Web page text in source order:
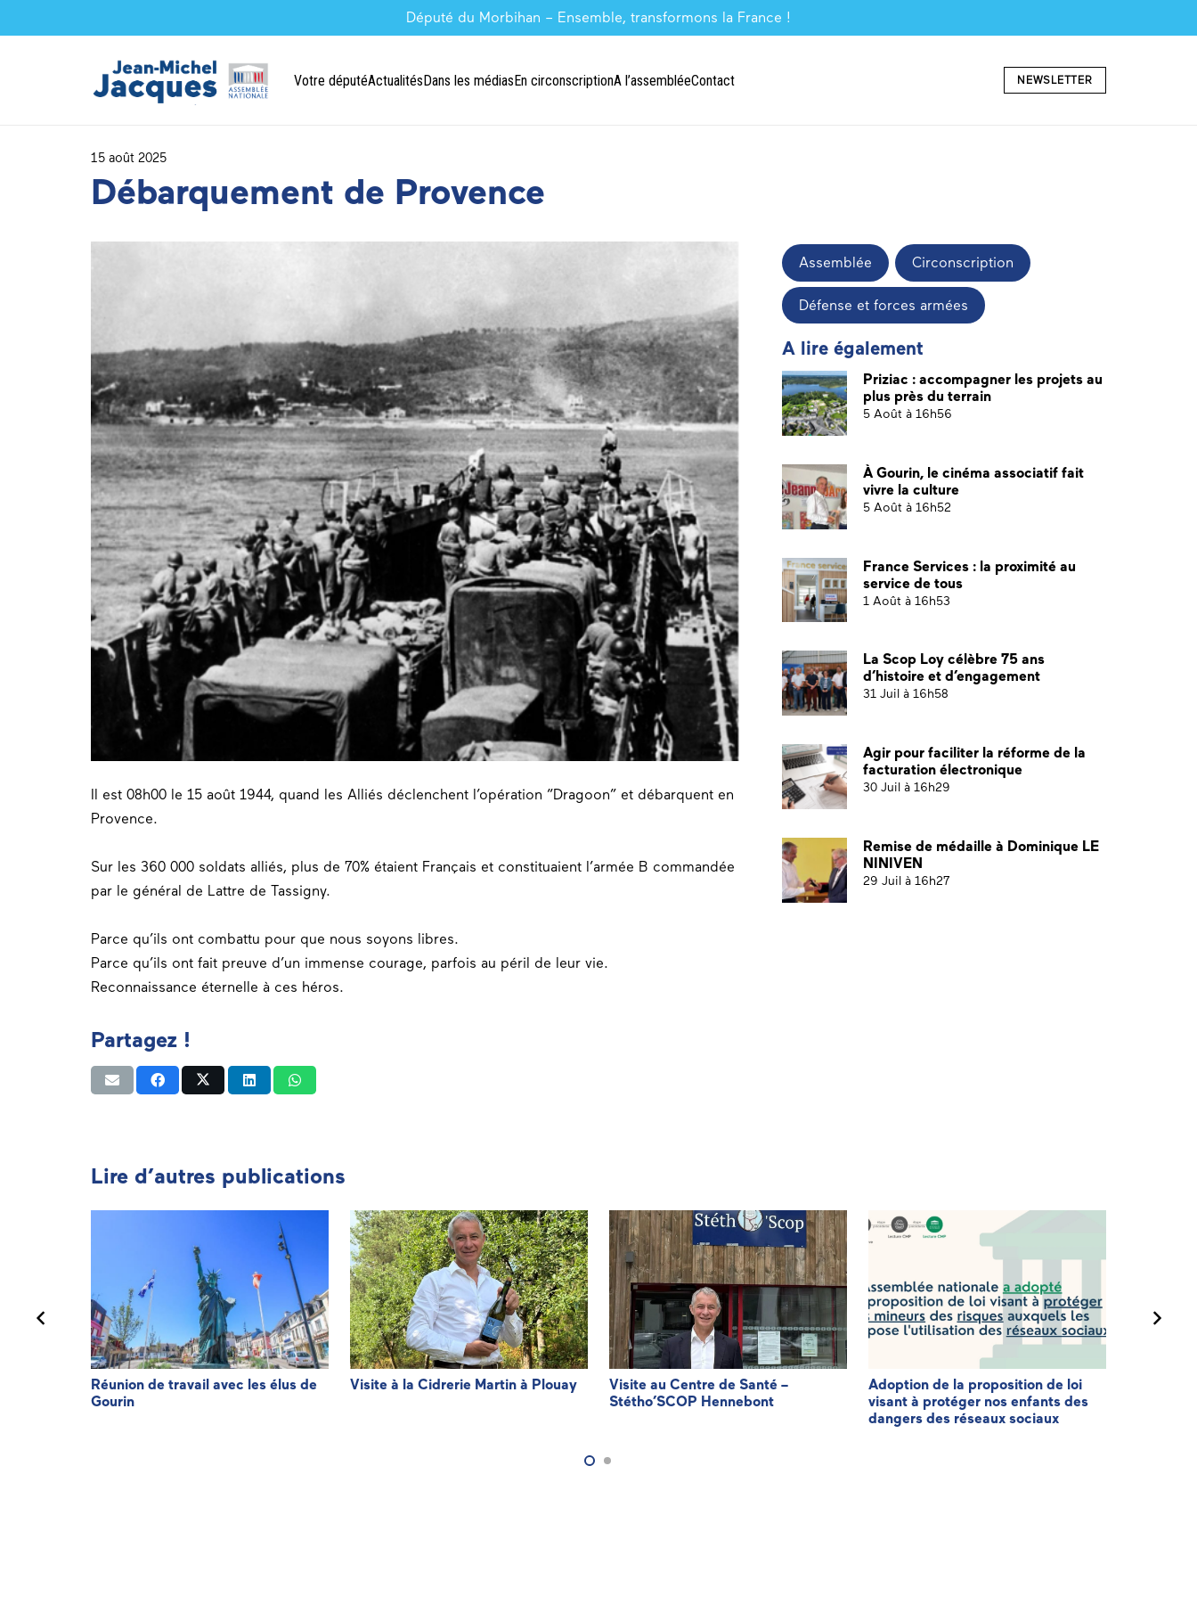
Député du Morbihan – Ensemble, transformons la France !
Votre députéActualitésDans les médiasEn circonscriptionA l’assembléeContact NEWSLETTER
15 août 2025
Débarquement de Provence
Il est 08h00 le 15 août 1944, quand les Alliés déclenchent l’opération “Dragoon” et débarquent en
Provence.
Sur les 360 000 soldats alliés, plus de 70% étaient Français et constituaient l’armée B commandée
par le général de Lattre de Tassigny.
Parce qu’ils ont combattu pour que nous soyons libres.
Parce qu’ils ont fait preuve d’un immense courage, parfois au péril de leur vie.
Reconnaissance éternelle à ces héros.
Assemblée Circonscription
Défense et forces armées
A lire également
Priziac : accompagner les projets au
plus près du terrain
5 Août à 16h56
À Gourin, le cinéma associatif fait
vivre la culture
5 Août à 16h52
France Services : la proximité au
service de tous
1 Août à 16h53
La Scop Loy célèbre 75 ans
d’histoire et d’engagement
31 Juil à 16h58
Agir pour faciliter la réforme de la
facturation électronique
30 Juil à 16h29
Remise de médaille à Dominique LE
NINIVEN
29 Juil à 16h27
Partagez !
Lire d’autres publications
Réunion de travail avec les élus de
Gourin
Visite à la Cidrerie Martin à Plouay
Visite au Centre de Santé –
Stétho’SCOP Hennebont
Adoption de la proposition de loi
visant à protéger nos enfants des
dangers des réseaux sociaux